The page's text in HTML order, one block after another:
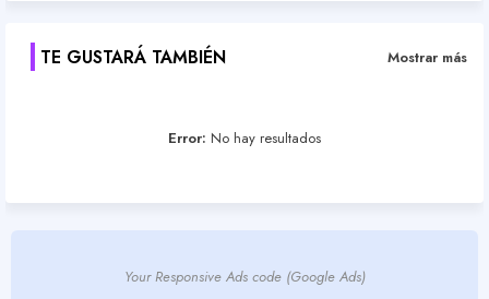
TE GUSTARÁ TAMBIÉN Mostrar más
Error: No hay resultados
Your Responsive Ads code (Google Ads)